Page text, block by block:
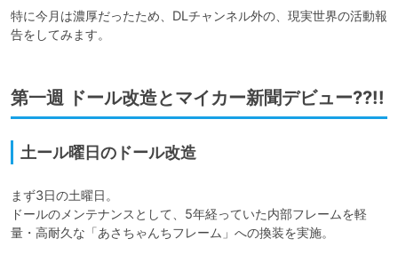
特に今月は濃厚だったため、DLチャンネル外の、現実世界の活動報
告をしてみます。
第一週 ドール改造とマイカー新聞デビュー??!!
土ール曜日のドール改造
まず3日の土曜日。
ドールのメンテナンスとして、5年経っていた内部フレームを軽
量・高耐久な「あさちゃんちフレーム」への換装を実施。